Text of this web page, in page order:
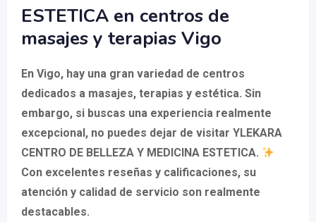
ESTETICA en centros de
masajes y terapias Vigo
En Vigo, hay una gran variedad de centros
dedicados a masajes, terapias y estética. Sin
embargo, si buscas una experiencia realmente
excepcional, no puedes dejar de visitar YLEKARA
CENTRO DE BELLEZA Y MEDICINA ESTETICA.
Con excelentes reseñas y calificaciones, su
atención y calidad de servicio son realmente
destacables.